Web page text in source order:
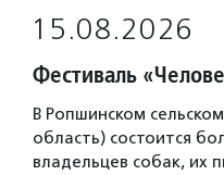
15.08.2026
Фестиваль
В Ропшинском
область) состоится
владельцев собак, их